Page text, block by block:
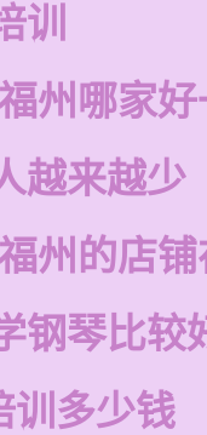
训
州哪家
越来越少
州的店
钢琴比较
训多少钱